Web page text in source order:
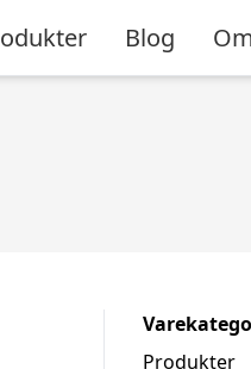
Blog
Produkter